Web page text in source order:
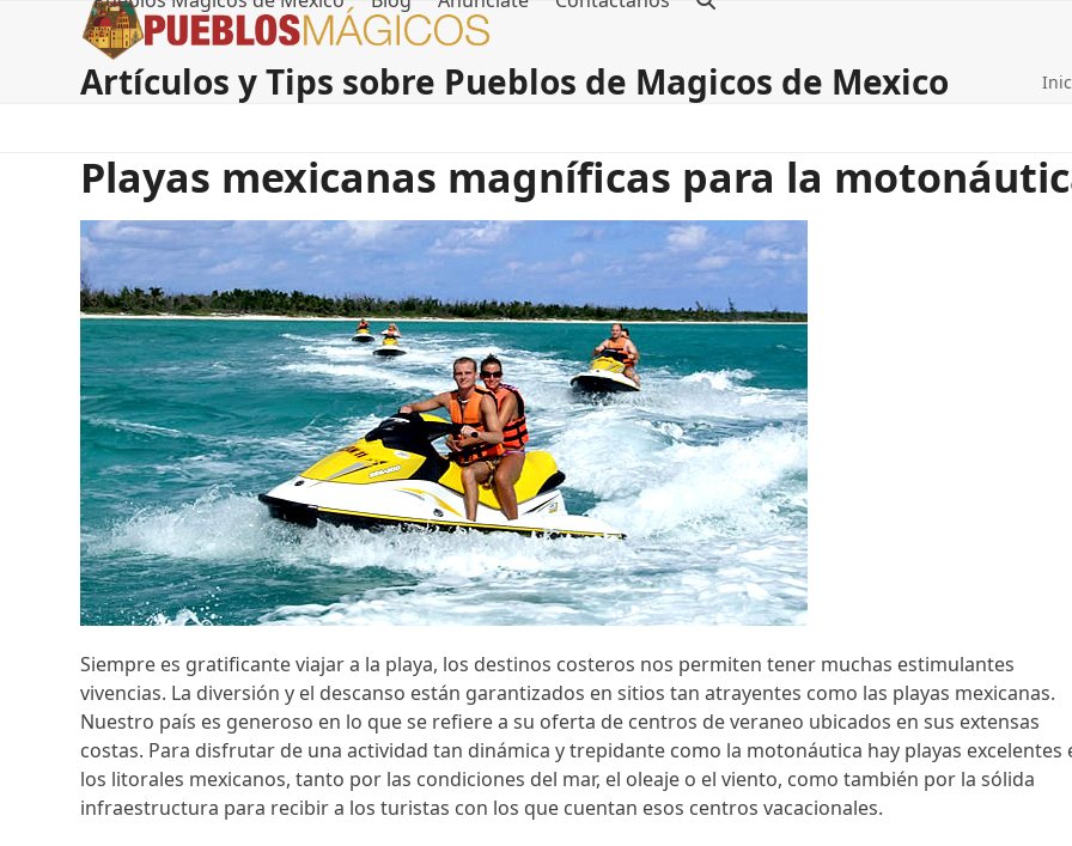
Artículos y Tips sobre Pueblos de Magicos de Mexico
Playas mexicanas magníficas para la
Siempre es gratificante viajar a la playa, los destinos costeros nos permiten tener muchas estimulantes
vivencias. La diversión y el descanso están garantizados en sitios tan atrayentes como las playas mexicanas.
Nuestro país es generoso en lo que se refiere a su oferta de centros de veraneo ubicados en sus extensas
costas. Para disfrutar de una actividad tan dinámica y trepidante como la motonáutica hay playas excelentes
los litorales mexicanos, tanto por las condiciones del mar, el oleaje o el viento, como también por la sólida
infraestructura para recibir a los turistas con los que cuentan esos centros vacacionales.